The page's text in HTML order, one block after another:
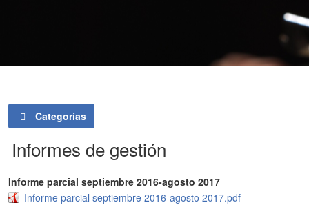
Categorías
Informes de gestión
Informe parcial septiembre 2016-agosto 2017
Informe parcial septiembre 2016-agosto 2017.pdf